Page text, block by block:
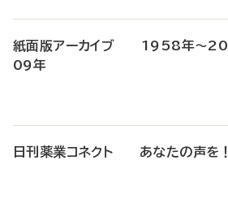
紙面版アーカイブ 1958年～20
09年
日刊薬業コネクト あなたの声を！